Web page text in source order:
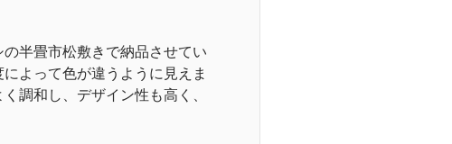
半畳市松敷きで納品させてい
よって色が違うように見えま
調和し、デザイン性も高く、